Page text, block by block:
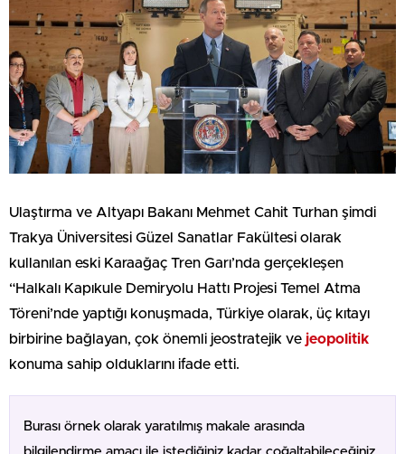
Ulaştırma ve Altyapı Bakanı Mehmet Cahit Turhan şimdi
Trakya Üniversitesi Güzel Sanatlar Fakültesi olarak
kullanılan eski Karaağaç Tren Garı’nda gerçekleşen
“Halkalı Kapıkule Demiryolu Hattı Projesi Temel Atma
Töreni’nde yaptığı konuşmada, Türkiye olarak, üç kıtayı
birbirine bağlayan, çok önemli jeostratejik ve jeopolitik
konuma sahip olduklarını ifade etti.
Burası örnek olarak yaratılmış makale arasında